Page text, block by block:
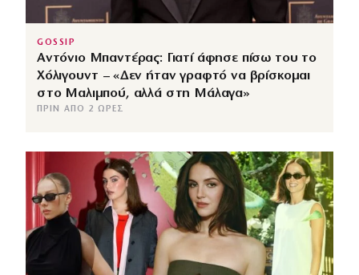
GOSSIP
Αντόνιο Μπαντέρας: Γιατί άφησε πίσω του το
Χόλιγουντ – «Δεν ήταν γραφτό να βρίσκομαι
στο Μαλιμπού, αλλά στη Μάλαγα»
ΠΡΙΝ ΑΠΌ 2 ΏΡΕΣ